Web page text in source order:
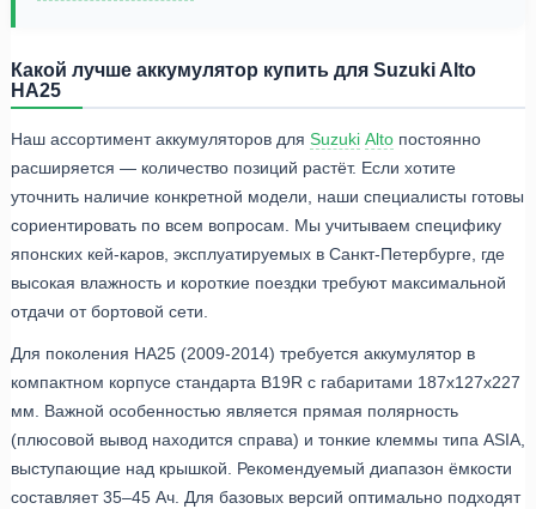
Какой лучше аккумулятор купить для Suzuki Alto
HA25
Наш ассортимент аккумуляторов для Suzuki Alto постоянно
расширяется — количество позиций растёт. Если хотите
уточнить наличие конкретной модели, наши специалисты готовы
сориентировать по всем вопросам. Мы учитываем специфику
японских кей-каров, эксплуатируемых в Санкт-Петербурге, где
высокая влажность и короткие поездки требуют максимальной
отдачи от бортовой сети.
Для поколения HA25 (2009-2014) требуется аккумулятор в
компактном корпусе стандарта B19R с габаритами 187x127x227
мм. Важной особенностью является прямая полярность
(плюсовой вывод находится справа) и тонкие клеммы типа ASIA,
выступающие над крышкой. Рекомендуемый диапазон ёмкости
составляет 35–45 Ач. Для базовых версий оптимально подходят